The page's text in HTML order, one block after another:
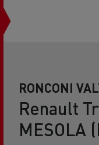
RONCONI
Renault
MESOLA